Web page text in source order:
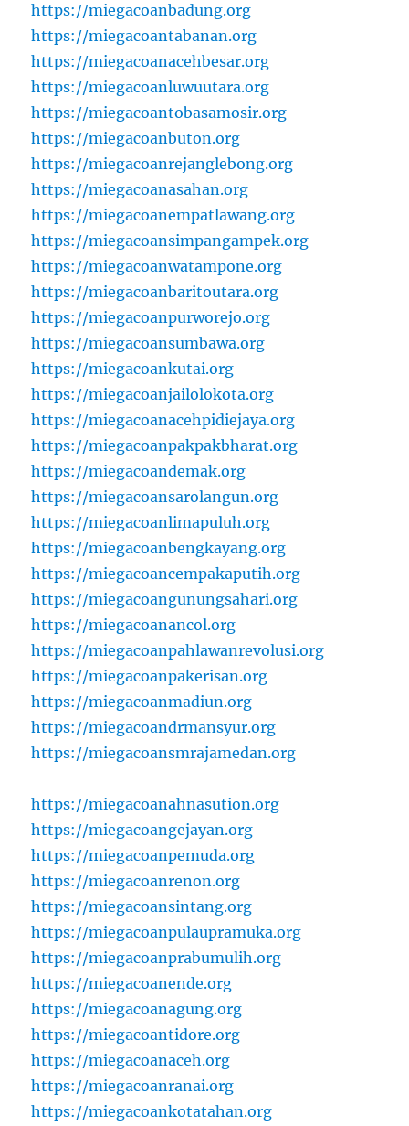
https://miegacoanbadung.org
https://miegacoantabanan.org
https://miegacoanacehbesar.org
https://miegacoanluwuutara.org
https://miegacoantobasamosir.org
https://miegacoanbuton.org
https://miegacoanrejanglebong.org
https://miegacoanasahan.org
https://miegacoanempatlawang.org
https://miegacoansimpangampek.org
https://miegacoanwatampone.org
https://miegacoanbaritoutara.org
https://miegacoanpurworejo.org
https://miegacoansumbawa.org
https://miegacoankutai.org
https://miegacoanjailolokota.org
https://miegacoanacehpidiejaya.org
https://miegacoanpakpakbharat.org
https://miegacoandemak.org
https://miegacoansarolangun.org
https://miegacoanlimapuluh.org
https://miegacoanbengkayang.org
https://miegacoancempakaputih.org
https://miegacoangunungsahari.org
https://miegacoanancol.org
https://miegacoanpahlawanrevolusi.org
https://miegacoanpakerisan.org
https://miegacoanmadiun.org
https://miegacoandrmansyur.org
https://miegacoansmrajamedan.org
https://miegacoanahnasution.org
https://miegacoangejayan.org
https://miegacoanpemuda.org
https://miegacoanrenon.org
https://miegacoansintang.org
https://miegacoanpulaupramuka.org
https://miegacoanprabumulih.org
https://miegacoanende.org
https://miegacoanagung.org
https://miegacoantidore.org
https://miegacoanaceh.org
https://miegacoanranai.org
https://miegacoankotatahan.org